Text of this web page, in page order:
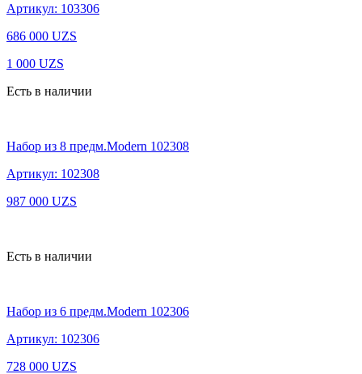
Артикул: 103306
686 000 UZS
1 000 UZS
Есть в наличии
Набор из 8 предм.Modern 102308
Артикул: 102308
987 000 UZS
Есть в наличии
Набор из 6 предм.Modern 102306
Артикул: 102306
728 000 UZS